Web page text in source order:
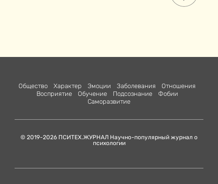
Общество Характер Эмоции Заболевания
Отношения
Восприятие
Обучение Подсознание
Фобии
Саморазвитие
© 2019-2026 ПСИТЕХ.ЖУРНАЛ Научно-популярный журнал о
психологии